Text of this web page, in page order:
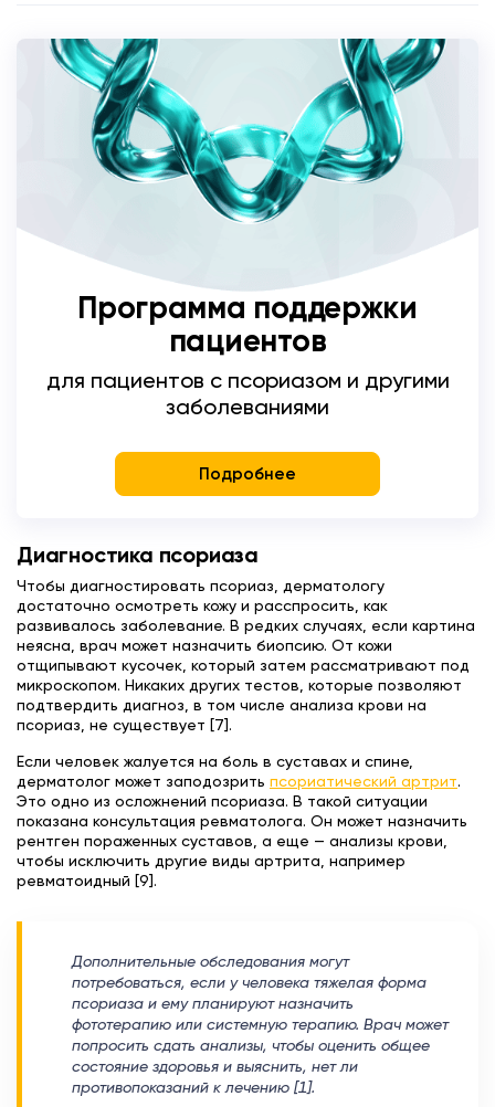
Программа поддержки
пациентов
для пациентов с псориазом и другими
заболеваниями
Подробнее
Диагностика псориаза
Чтобы диагностировать псориаз, дерматологу
достаточно осмотреть кожу и расспросить, как
развивалось заболевание. В редких случаях, если картина
неясна, врач может назначить биопсию. От кожи
отщипывают кусочек, который затем рассматривают под
микроскопом. Никаких других тестов, которые позволяют
подтвердить диагноз, в том числе анализа крови на
псориаз, не существует [7].
Если человек жалуется на боль в суставах и спине,
дерматолог может заподозрить псориатический артрит.
Это одно из осложнений псориаза. В такой ситуации
показана консультация ревматолога. Он может назначить
рентген пораженных суставов, а еще — анализы крови,
чтобы исключить другие виды артрита, например
ревматоидный [9].
Дополнительные обследования могут
потребоваться, если у человека тяжелая форма
псориаза и ему планируют назначить
фототерапию или системную терапию. Врач может
попросить сдать анализы, чтобы оценить общее
состояние здоровья и выяснить, нет ли
противопоказаний к лечению [1].